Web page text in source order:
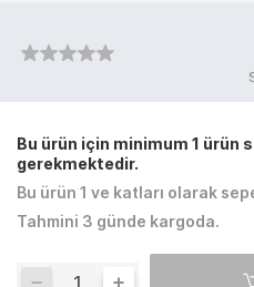
Bu ürün için minimum 1 ürün
gerekmektedir.
Bu ürün 1 ve katları olarak
Tahmini 3 günde kargoda.